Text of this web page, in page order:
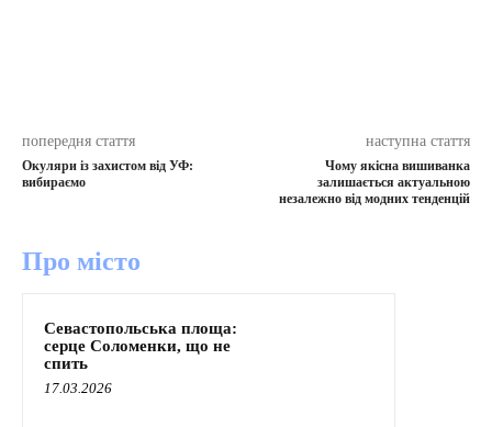
попередня стаття
Окуляри із захистом від УФ:
вибираємо
наступна стаття
Чому якісна вишиванка
залишається актуальною
незалежно від модних тенденцій
Про місто
Севастопольська площа:
серце Соломенки, що не
спить
17.03.2026